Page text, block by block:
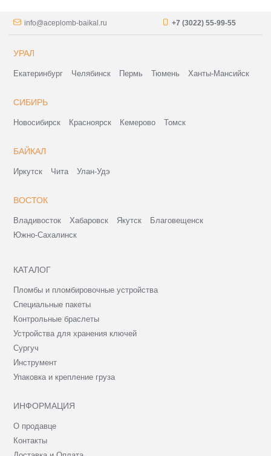
info@aceplomb-baikal.ru +7 (3022) 55-99-55
УРАЛ
Екатеринбург Челябинск Пермь Тюмень Ханты-Мансийск
СИБИРЬ
Новосибирск Красноярск Кемерово Томск
БАЙКАЛ
Иркутск Чита Улан-Удэ
ВОСТОК
Владивосток Хабаровск Якутск
Благовещенск
Южно-Сахалинск
КАТАЛОГ
Пломбы и пломбировочные устройства
Специальные пакеты
Контрольные браслеты
Устройства для хранения ключей
Сургуч
Инструмент
Упаковка и крепление груза
ИНФОРМАЦИЯ
О продавце
Контакты